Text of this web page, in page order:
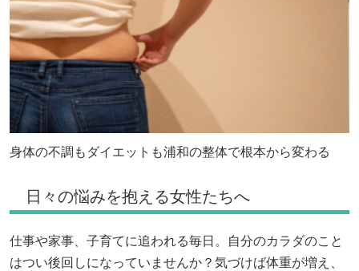
身体の不調もダイエットも浦和の整体で根本から変わる
日々の悩みを抱える女性たちへ
仕事や家事、子育てに追われる毎日。自分のカラダのこと
はつい後回しになっていませんか？気づけば体重が増え、